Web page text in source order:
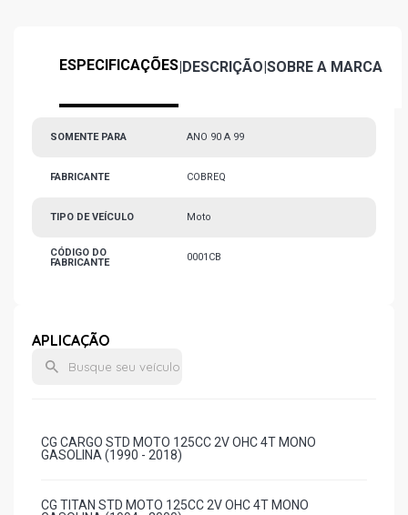
ESPECIFICAÇÕES|DESCRIÇÃO|SOBRE A MARCA
SOMENTE PARA ANO 90 A 99
FABRICANTE COBREQ
TIPO DE VEÍCULO Moto
CÓDIGO DO
FABRICANTE
0001CB
APLICAÇÃO
CG CARGO STD MOTO 125CC 2V OHC 4T MONO
GASOLINA (1990 - 2018)
CG TITAN STD MOTO 125CC 2V OHC 4T MONO